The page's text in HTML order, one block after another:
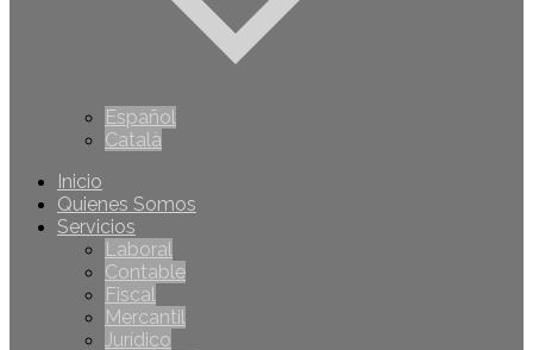
Español
Català
Inicio
Quienes Somos
Servicios
Laboral
Contable
Fiscal
Mercantil
Jurídico